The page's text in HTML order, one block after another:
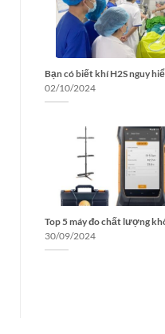
Bạn có biết khí H2S nguy
02/10/2024
Top 5 máy đo chất lượng
30/09/2024